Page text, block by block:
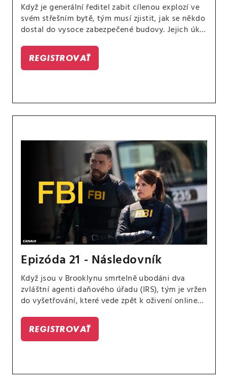
Když je generální ředitel zabit cílenou explozí ve
svém střešním bytě, tým musí zjistit, jak se někdo
dostal do vysoce zabezpečené budovy. Jejich úkol
může být dílem umělé inteligence.
REGISTROVAŤ
Epizóda 21 - Následovník
Když jsou v Brooklynu smrtelně ubodáni dva
zvláštní agenti daňového úřadu (IRS), tým je vržen
do vyšetřování, které vede zpět k oživení online
podezřelého z předchozího případu.
REGISTROVAŤ